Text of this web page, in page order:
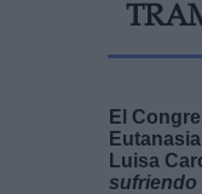
El
Luisa
sufriendo
Información adicional